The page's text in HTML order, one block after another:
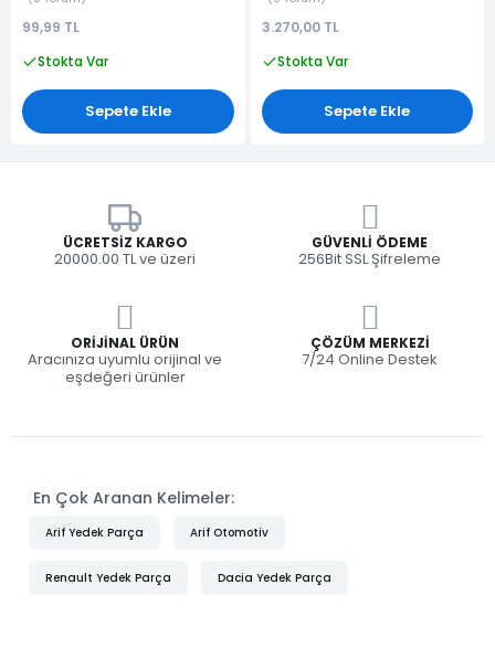
99,99 TL
Stokta Var
Sepete Ekle
3.270,00 TL
Stokta Var
Sepete Ekle
ÜCRETSIZ KARGO
20000.00 TL ve üzeri
GÜVENLI ÖDEME
256Bit SSL Şifreleme
ORIJINAL ÜRÜN
Aracınıza uyumlu orijinal ve
eşdeğeri ürünler
ÇÖZÜM MERKEZI
7/24 Online Destek
En Çok Aranan Kelimeler:
Arif Yedek Parça Arif Otomotiv
Renault Yedek Parça Dacia Yedek Parça